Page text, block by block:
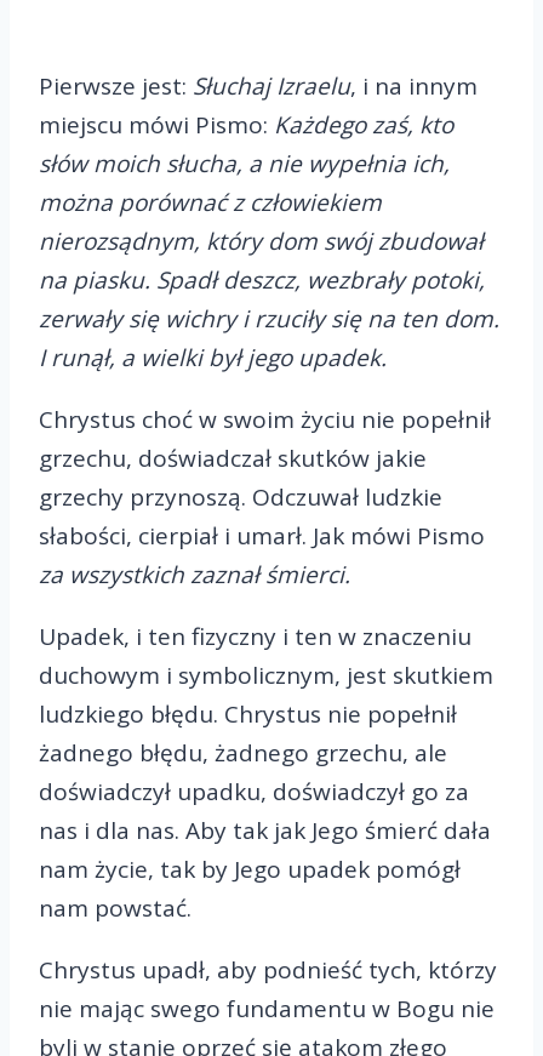
Pierwsze jest: Słuchaj Izraelu, i na innym
miejscu mówi Pismo: Każdego zaś, kto
słów moich słucha, a nie wypełnia ich,
można porównać z człowiekiem
nierozsądnym, który dom swój zbudował
na piasku. Spadł deszcz, wezbrały potoki,
zerwały się wichry i rzuciły się na ten dom.
I runął, a wielki był jego upadek.
Chrystus choć w swoim życiu nie popełnił
grzechu, doświadczał skutków jakie
grzechy przynoszą. Odczuwał ludzkie
słabości, cierpiał i umarł. Jak mówi Pismo
za wszystkich zaznał śmierci.
Upadek, i ten fizyczny i ten w znaczeniu
duchowym i symbolicznym, jest skutkiem
ludzkiego błędu. Chrystus nie popełnił
żadnego błędu, żadnego grzechu, ale
doświadczył upadku, doświadczył go za
nas i dla nas. Aby tak jak Jego śmierć dała
nam życie, tak by Jego upadek pomógł
nam powstać.
Chrystus upadł, aby podnieść tych, którzy
nie mając swego fundamentu w Bogu nie
byli w stanie oprzeć się atakom złego